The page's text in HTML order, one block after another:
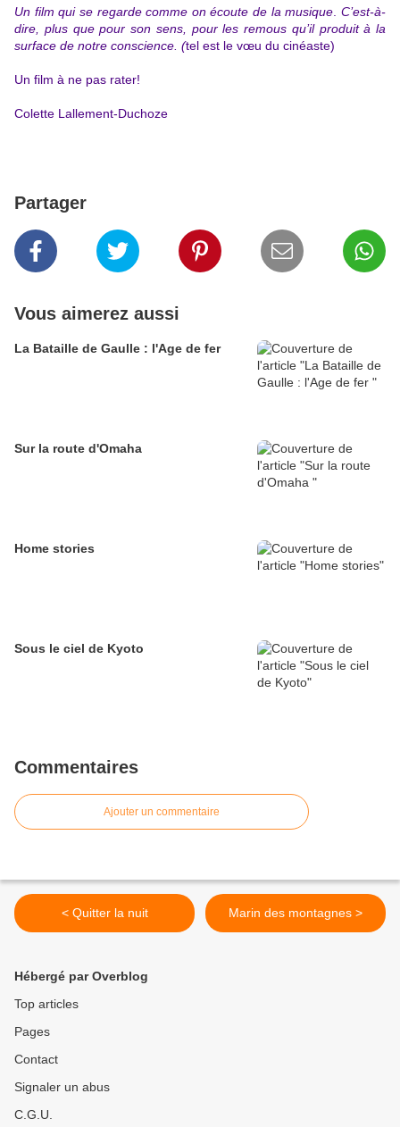
Un film qui se regarde comme on écoute de la musique .C’est-à-
dire, plus que pour son sens, pour les remous qu’il produit à la
surface de notre conscience. (tel est le vœu du cinéaste)
Un film à ne pas rater!
Colette Lallement-Duchoze
Partager
Vous aimerez aussi
La Bataille de Gaulle : l'Age de fer
Sur la route d'Omaha
Home stories
Sous le ciel de Kyoto
Commentaires
Ajouter un commentaire
< Quitter la nuit Marin des montagnes >
Hébergé par Overblog
Top articles
Pages
Contact
Signaler un abus
C.G.U.